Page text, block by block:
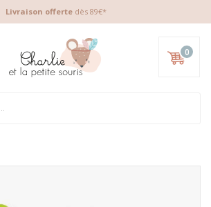
Livraison offerte dès 89€*
0